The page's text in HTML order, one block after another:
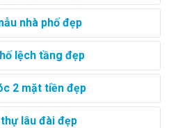
nhà phố đẹp
lệch tầng đẹp
2 mặt tiền đẹp
lâu đài đẹp